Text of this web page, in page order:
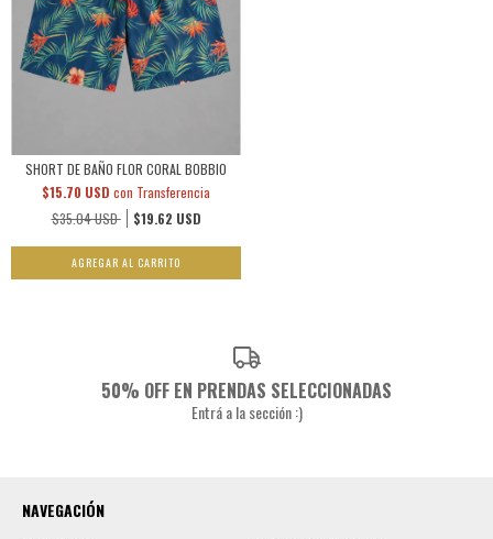
SHORT DE BAÑO FLOR CORAL BOBBIO
$35.04 USD $19.62 USD
$15.70 USD con Transferencia
AGREGAR AL CARRITO
50% OFF EN PRENDAS SELECCIONADAS
Entrá a la sección :)
NAVEGACIÓN